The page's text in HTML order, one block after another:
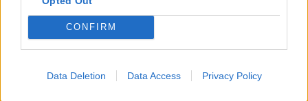
CONFIRM
Data Deletion Data Access Privacy Policy
SMARTPHONE E NON SOLO: TECNOGAZZETTA
AGON BY AOC PRESENTA IL NUOVO MONITOR